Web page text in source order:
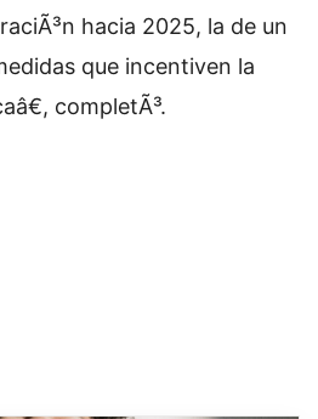
hacia 2025, la de un
que incentiven la
completÃ³.